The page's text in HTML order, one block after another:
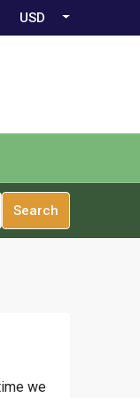
USD
Search
we